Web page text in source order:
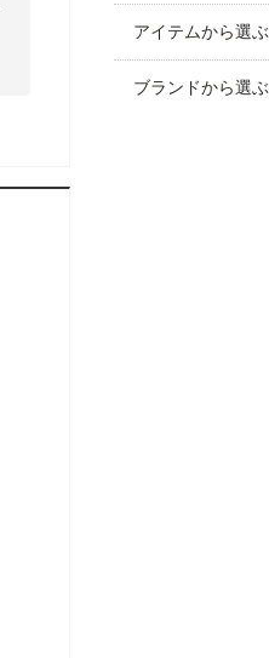
アイテムから選ぶ
ブランドから選ぶ